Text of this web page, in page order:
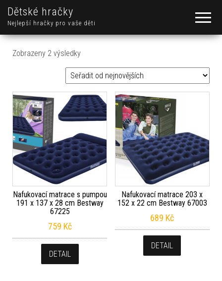
Dětské hračky
Nejlepší hračky pro vaše děti
Zobrazeny 2 výsledkySeřazeno od nejnovějších
Nafukovací matrace s pumpou
191 x 137 x 28 cm Bestway
67225
759 Kč
DETAIL
Nafukovací matrace 203 x
152 x 22 cm Bestway 67003
689 Kč
DETAIL